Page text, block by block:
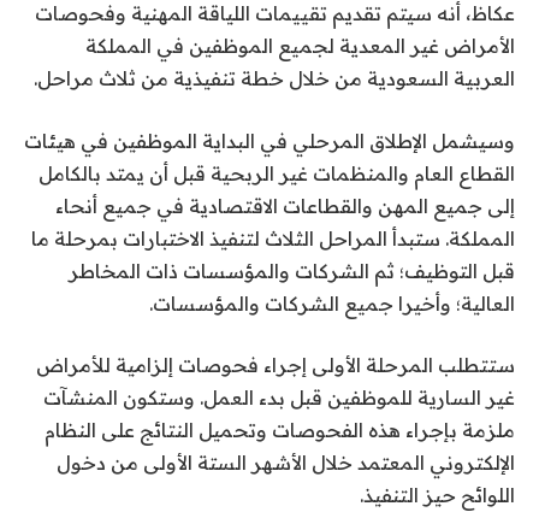
عكاظ، أنه سيتم تقديم تقييمات اللياقة المهنية وفحوصات
الأمراض غير المعدية لجميع الموظفين في المملكة
العربية السعودية من خلال خطة تنفيذية من ثلاث مراحل.
وسيشمل الإطلاق المرحلي في البداية الموظفين في هيئات
القطاع العام والمنظمات غير الربحية قبل أن يمتد بالكامل
إلى جميع المهن والقطاعات الاقتصادية في جميع أنحاء
المملكة. ستبدأ المراحل الثلاث لتنفيذ الاختبارات بمرحلة ما
قبل التوظيف؛ ثم الشركات والمؤسسات ذات المخاطر
العالية؛ وأخيرا جميع الشركات والمؤسسات.
ستتطلب المرحلة الأولى إجراء فحوصات إلزامية للأمراض
غير السارية للموظفين قبل بدء العمل. وستكون المنشآت
ملزمة بإجراء هذه الفحوصات وتحميل النتائج على النظام
الإلكتروني المعتمد خلال الأشهر الستة الأولى من دخول
اللوائح حيز التنفيذ.